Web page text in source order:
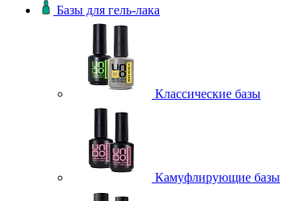
Базы для гель-лака
Классические базы
Камуфлирующие базы